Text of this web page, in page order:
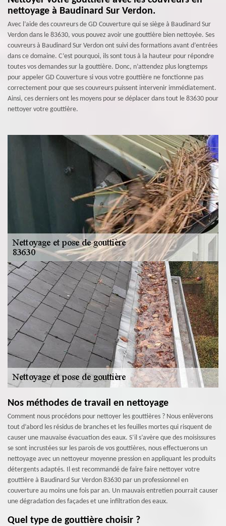
nettoyage à Baudinard Sur Verdon.
Avec l’aide des couvreurs de GD Couverture qui se siège à Baudinard Sur
Verdon dans le 83630, vous pouvez avoir une gouttière bien nettoyée. Ses
couvreurs à Baudinard Sur Verdon ont suivi des formations avant d’entrées
dans ce domaine. C’est pourquoi, ils sont tous à la hauteur pour répondre
toutes vos demandes sur la gouttière. Donc, n’attendez plus longtemps
pour appeler GD Couverture si vous votre gouttière ne fonctionne pas
correctement pour que ses couvreurs puissent intervenir immédiatement.
Ainsi, ces derniers ont les moyens pour se déplacer dans tout le 83630 pour
nettoyer votre gouttière.
Nos méthodes de travail en nettoyage
Comment nous procédons pour nettoyer les gouttières ? Nous enlèverons
tout d’abord les résidus de branches et les feuilles mortes qui risquent de
causer une mauvaise évacuation des eaux. S’il s’avère que des moisissures
se sont incrustées sur les parois de vos gouttières, nous effectuerons un
nettoyage avec un nettoyeur moyenne pression en appliquant les produits
détergents adaptés. Il est recommandé de faire faire nettoyer votre
gouttière à Baudinard Sur Verdon 83630 par un professionnel en
couverture au moins une fois par an. Un mauvais entretien pourrait causer
une dégradation des façades et une infiltration des eaux.
Quel type de gouttière choisir ?